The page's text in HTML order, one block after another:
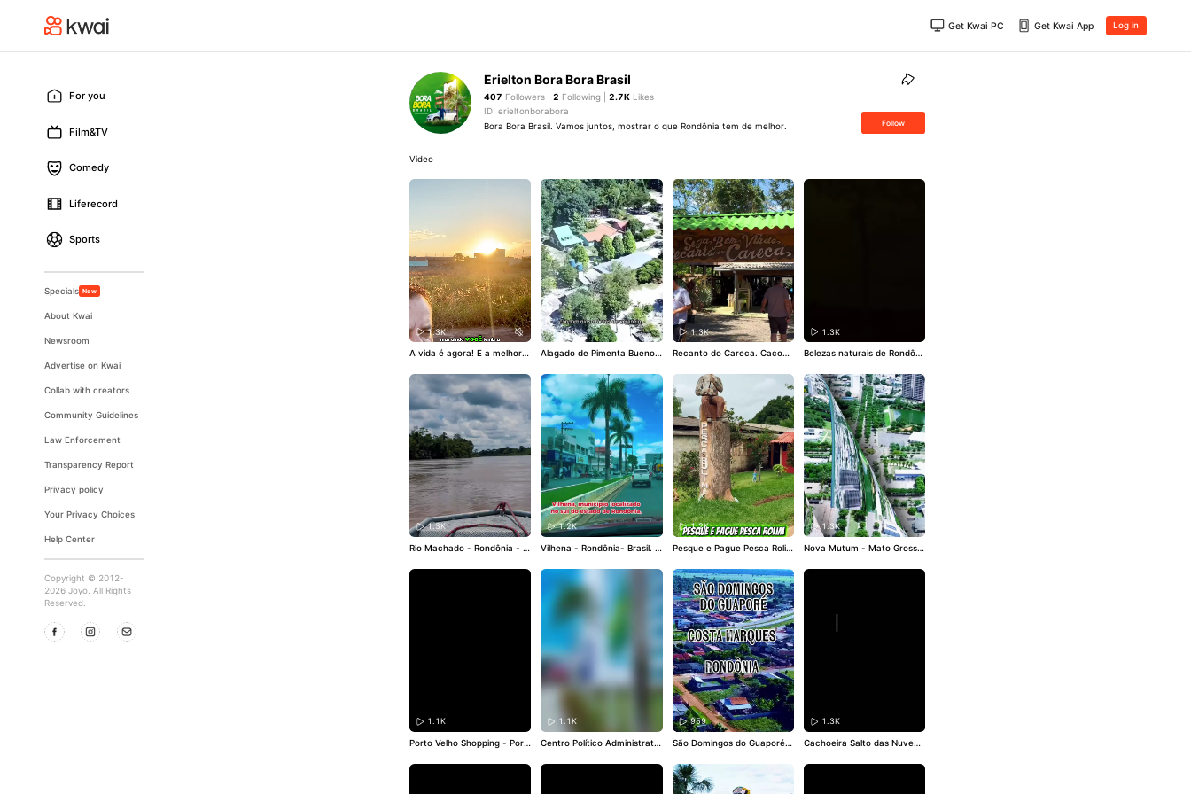
Get Kwai PC Get Kwai App Log in
For you
Film&TV
Comedy
Liferecord
Sports
Specials New
About Kwai
Newsroom
Advertise on Kwai
Collab with creators
Community Guidelines
Law Enforcement
Transparency Report
Privacy policy
Your Privacy Choices
Help Center
Copyright © 2012-
2026 Joyo. All Rights
Reserved.
Erielton Bora Bora Brasil
407 Followers |2 Following |2.7K Likes
ID: erieltonborabora
Bora Bora Brasil. Vamos juntos, mostrar o que Rondônia tem de melhor.
Follow
Video
1.3K
A vida é agora! E a melhor f
1.4K
Alagado de Pimenta Bueno -
também como Alagado Ville.
:#boraboraBrasil #alagadopi
mentabueno
#alagadoville
#
turismo
#tucunare
1.3K
Recanto do Careca. Cacoal
oraBrasil #Rondônia #cacoal
#recantodocareca
1.3K
Belezas naturais de Rondôni
rvore
1.3K
Rio Machado - Rondônia - B
nia #brasil #turismo #borabo
1.2K
Vilhena - Rondônia- Brasil. .
#turismo #boraboraBrasil
1.2K
Pesque e Pague Pesca Roli
Sul. Rolim de Moura RO. .#b
oraboraBrasil #borabora #br
asil #Rondônia
1.3K
Nova Mutum - Mato Grosso
atoGrosso #brasil #borabora
1.1K
Porto Velho Shopping - Port
oraBrasil #borabora #brasil #
1.1K
Centro Político Administrativ
a #portovelho #CPA #borab
959
São Domingos do Guaporé -
Brasil. . .
#boraboraBrasil
orabora #brasil #Rondônia
costamarques
1.3K
Cachoeira Salto das Nuvens
rosso - Brasil. .#boraboraBr